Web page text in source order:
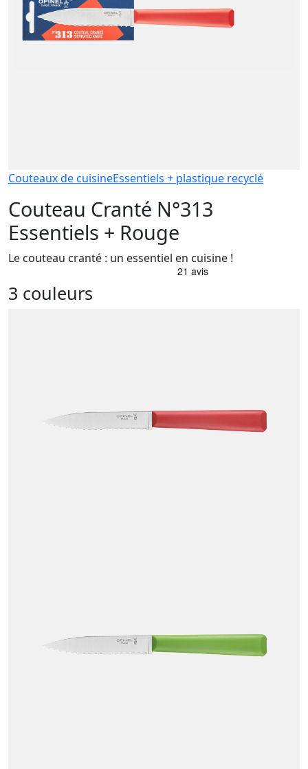
Couteaux de cuisineEssentiels + plastique recyclé
Couteau Cranté N°313
Essentiels + Rouge
Le couteau cranté : un essentiel en cuisine !
3 couleurs